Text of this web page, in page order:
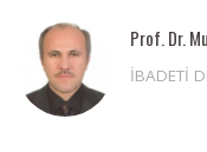
Prof. Dr.
İBADETİ